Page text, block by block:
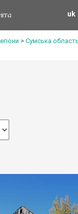
uk
> Сумська область